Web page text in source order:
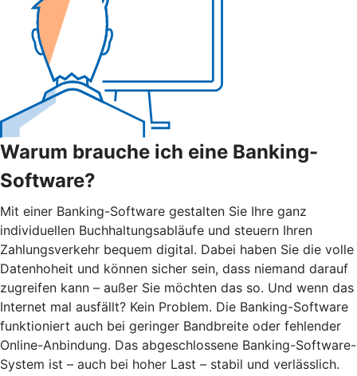
Warum brauche ich eine Banking-
Software?
Mit einer Banking-Software gestalten Sie Ihre ganz
individuellen Buchhaltungsabläufe und steuern Ihren
Zahlungsverkehr bequem digital. Dabei haben Sie die volle
Datenhoheit und können sicher sein, dass niemand darauf
zugreifen kann – außer Sie möchten das so. Und wenn das
Internet mal ausfällt? Kein Problem. Die Banking-Software
funktioniert auch bei geringer Bandbreite oder fehlender
Online-Anbindung. Das abgeschlossene Banking-Software-
System ist – auch bei hoher Last – stabil und verlässlich.